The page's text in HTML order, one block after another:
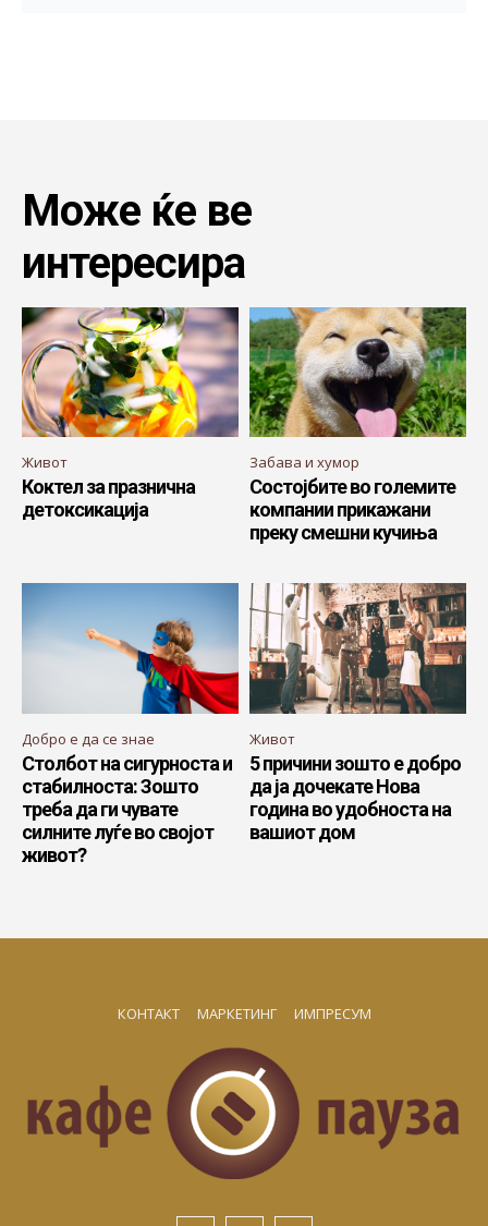
Може ќе ве
интересира
Живот
Коктел за празнична
детоксикација
Забава и хумор
Состојбите во големите
компании прикажани
преку смешни кучиња
Добро е да се знае
Столбот на сигурноста и
стабилноста: Зошто
треба да ги чувате
силните луѓе во својот
живот?
Живот
5 причини зошто е добро
да ја дочекате Нова
година во удобноста на
вашиот дом
КОНТАКТ МАРКЕТИНГ ИМПРЕСУМ